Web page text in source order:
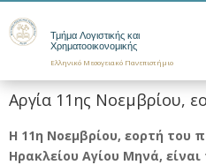
Τμήμα Λογιστικής και
Χρηματοοικονομικής
Ελληνικό Μεσογειακό Πανεπιστήμιο
Αργία 11ης Νοεμβρίου,
Η 11η Νοεμβρίου, εορτή του
Ηρακλείου Αγίου Μηνά,